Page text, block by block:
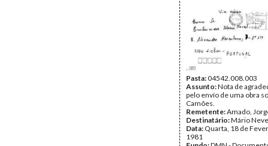
Pasta:04542.008.003
Assunto:Nota de
pelo envío de uma obra
Camões.
Remetente:Amado,
Destinatário:Mário
Data: Quarta, 18 de
1981